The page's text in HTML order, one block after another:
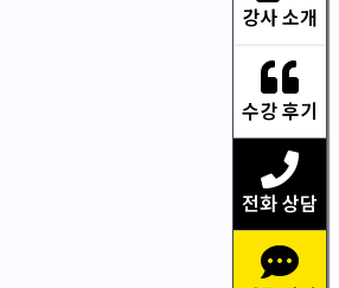
강사 소개
수강 후기
전화 상담